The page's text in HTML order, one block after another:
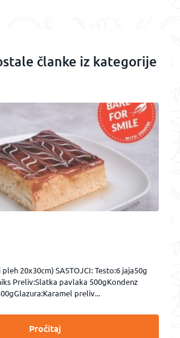
članke iz kategorije
20x30cm) SASTOJCI: Testo:6 jaja50g
Preliv:Slatka pavlaka 500gKondenz
preliv...
Pročitaj